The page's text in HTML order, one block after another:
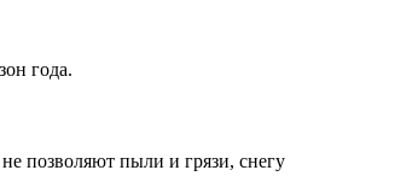
года.
позволяют пыли и грязи, снегу